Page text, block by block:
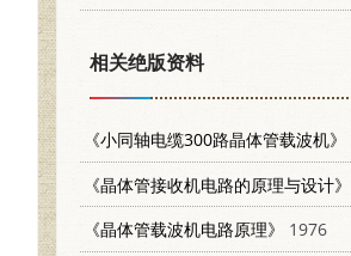
相关绝版资料
《小同轴电缆300路晶体管载波机》
《晶体管接收机电路的原理与设计》
《晶体管载波机电路原理》
1976